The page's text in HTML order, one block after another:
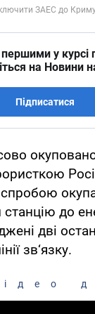
у курсі
на Новини
Підписатися
до
дві
зв‘язку.